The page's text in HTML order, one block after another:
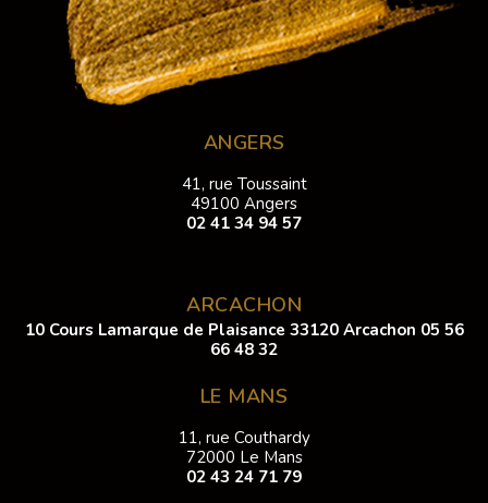
ANGERS
41, rue Toussaint
49100 Angers
02 41 34 94 57
ARCACHON
10 Cours Lamarque de Plaisance 33120 Arcachon 05 56
66 48 32
LE MANS
11, rue Couthardy
72000 Le Mans
02 43 24 71 79